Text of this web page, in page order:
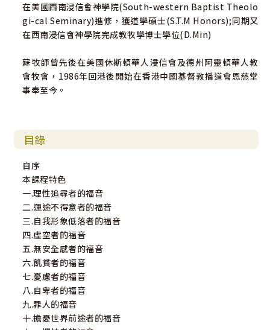
在美國西南浸信會神學院(South-western Baptist Theolo
gi-cal Seminary)進修，獲道學碩士(S.T.M Honors);同期又
在西南浸信會神學院完成教牧學博士學位(D.Min)
蘇牧師曾先後在美國休斯頓華人浸信會及德州阿靈頓華人教
會牧會，1986年回港後開始在香港中國基督教播道會恩慈堂
事奉至今。
目錄
自序
本課程特色
一.理性追尋者的福音
二.運途不得意者的福音
三.自我形象低落者的福音
四.虛空者的福音
五.無安全感者的福音
六.飢貧者的福音
七.憂慮者的福音
八.自卑者的福音
九.罪人的福音
十.擔憂世界前途者的福音